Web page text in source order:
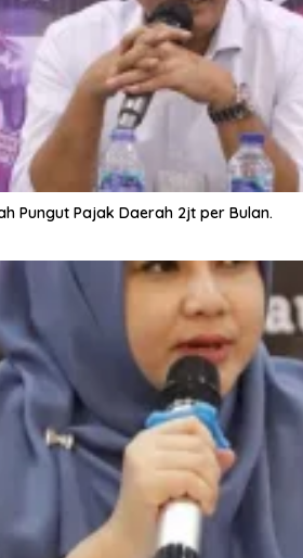
Pungut Pajak Daerah 2jt per Bulan.